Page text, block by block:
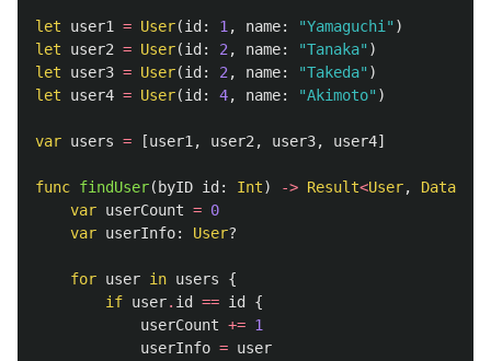
let user1 = User(id : 1 , name: "Yamaguchi" )
let
user2 = User(id : 2 , name: "Tanaka" )
let
user3 = User(id : 2 , name: "Takeda" )
let
user4 = User(id : 4, name: "Akimoto" )
var users = [user1 , user2 , user3, user4]
func findUser( byID id : Int) -> Result<User,
var userCount = 0
var userInfo: User?
for user in users
{
if user. id == id
{
userCount += 1
userInfo = user